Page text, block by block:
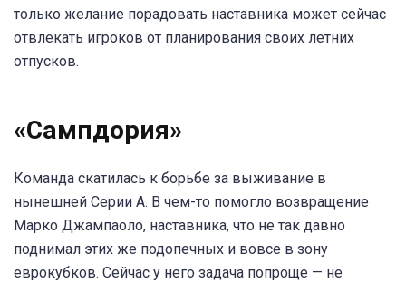
только желание порадовать наставника может сейчас
отвлекать игроков от планирования своих летних
отпусков.
«Сампдория»
Команда скатилась к борьбе за выживание в
нынешней Серии А. В чем-то помогло возвращение
Марко Джампаоло, наставника, что не так давно
поднимал этих же подопечных и вовсе в зону
еврокубков. Сейчас у него задача попроще — не